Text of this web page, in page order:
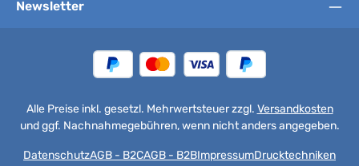
Newsletter
Alle Preise inkl. gesetzl. Mehrwertsteuer zzgl. Versandkosten
und ggf. Nachnahmegebühren, wenn nicht anders angegeben.
DatenschutzAGB - B2CAGB - B2BImpressumDrucktechniken